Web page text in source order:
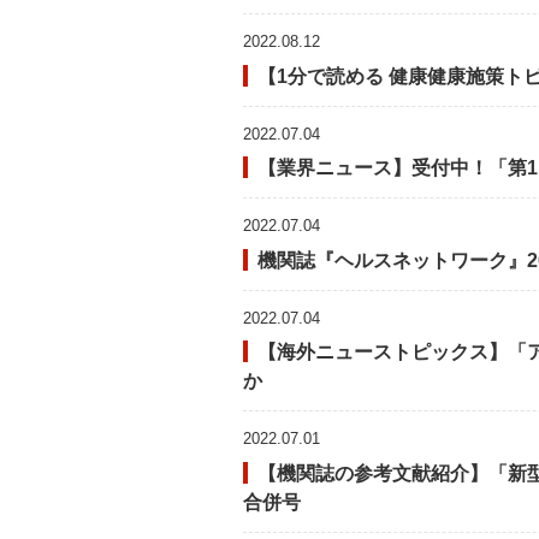
2022.08.12
【1分で読める 健康健康施策
2022.07.04
【業界ニュース】受付中！「
2022.07.04
機関誌『ヘルスネットワーク』
2022.07.04
【海外ニューストピックス】
か
2022.07.01
【機関誌の参考文献紹介】「
合併号